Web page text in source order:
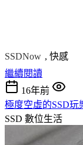
SSDNow , 快感
繼續閱讀
16年前
極度空虛的SSD玩
SSD 數位生活